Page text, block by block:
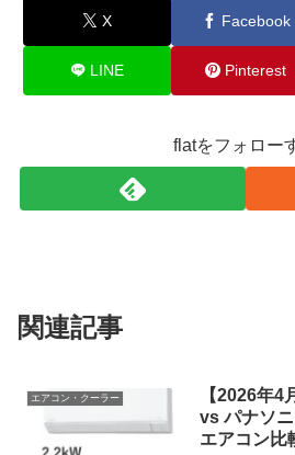
X Facebook
LINE Pinterest
flatをフォロー
関連記事
エアコン・クーラー
【2026年4
vs パナソ
エアコン比